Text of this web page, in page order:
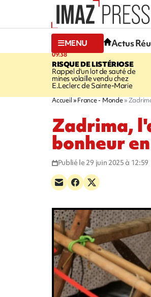
MENU Actus
09:38
RISQUE DE LISTÉRIOSE
Rappel d'un lot de sauté de
mines volaille vendu chez
E.Leclerc de Sainte-Marie
Accueil France - Monde
Zadrima,
bonheur
Publié le 29 juin 2025 à 12:59